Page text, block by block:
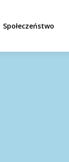
Społeczeństwo